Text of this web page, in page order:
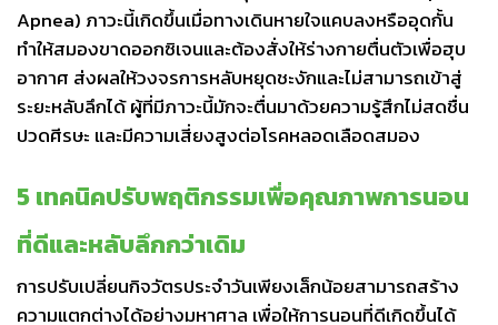
Apnea) ภาวะนี้เกิดขึ้นเมื่อทางเดินหายใจแคบลงหรืออุดกั้น
ทำให้สมองขาดออกซิเจนและต้องสั่งให้ร่างกายตื่นตัวเพื่อฮุบ
อากาศ ส่งผลให้วงจรการหลับหยุดชะงักและไม่สามารถเข้าสู่
ระยะหลับลึกได้ ผู้ที่มีภาวะนี้มักจะตื่นมาด้วยความรู้สึกไม่สดชื่น
ปวดศีรษะ และมีความเสี่ยงสูงต่อโรคหลอดเลือดสมอง
5 เทคนิคปรับพฤติกรรมเพื่อคุณภาพการนอน
ที่ดีและหลับลึกกว่าเดิม
การปรับเปลี่ยนกิจวัตรประจำวันเพียงเล็กน้อยสามารถสร้าง
ความแตกต่างได้อย่างมหาศาล เพื่อให้การนอนที่ดีเกิดขึ้นได้